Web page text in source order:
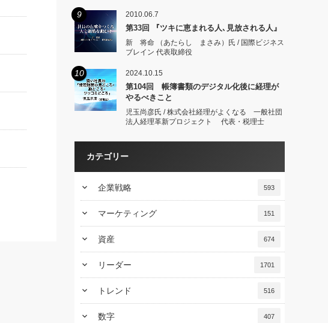
9 2010.06.7
第33回 『ツキに恵まれる人､見放される人』
新 将命 （あたらし まさみ）氏 / 国際ビジネス
ブレイン 代表取締役
10 2024.10.15
第104回 帳簿書類のデジタル化後に経理が
やるべきこと
児玉尚彦氏 / 株式会社経理がよくなる 一般社団
法人経理革新プロジェクト 代表・税理士
カテゴリー
keyboard_arrow_down 企業戦略 593
keyboard_arrow_down マーケティング 151
keyboard_arrow_down 資産 674
keyboard_arrow_down リーダー 1701
keyboard_arrow_down トレンド 516
keyboard_arrow_down 数字 407